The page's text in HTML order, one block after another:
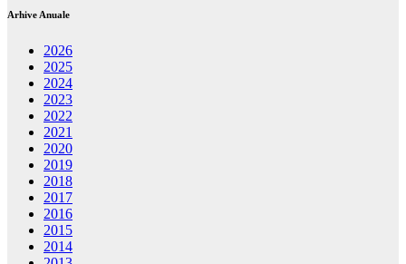
Arhive Anuale
2026
2025
2024
2023
2022
2021
2020
2019
2018
2017
2016
2015
2014